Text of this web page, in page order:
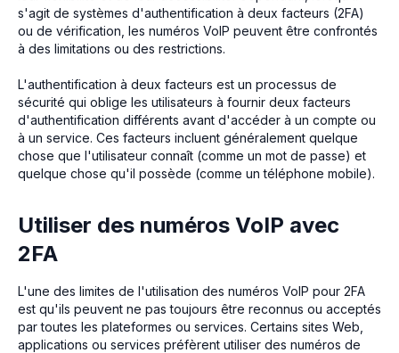
s'agit de systèmes d'authentification à deux facteurs (2FA)
ou de vérification, les numéros VoIP peuvent être confrontés
à des limitations ou des restrictions.
L'authentification à deux facteurs est un processus de
sécurité qui oblige les utilisateurs à fournir deux facteurs
d'authentification différents avant d'accéder à un compte ou
à un service. Ces facteurs incluent généralement quelque
chose que l'utilisateur connaît (comme un mot de passe) et
quelque chose qu'il possède (comme un téléphone mobile).
Utiliser des numéros VoIP avec
2FA
L'une des limites de l'utilisation des numéros VoIP pour 2FA
est qu'ils peuvent ne pas toujours être reconnus ou acceptés
par toutes les plateformes ou services. Certains sites Web,
applications ou services préfèrent utiliser des numéros de